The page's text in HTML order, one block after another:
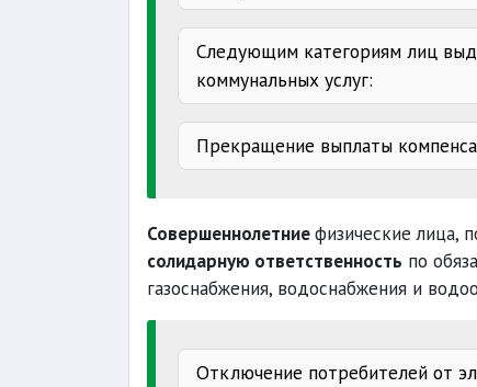
Следующим категориям лиц
коммунальных услуг:
бывшие
I группы
Прекращение выплаты
окончания
неполучения
заявления
Совершеннолетниефизические лица,
солидарную ответственность по
газоснабжения, водоснабжения и
Отключение потребителей от